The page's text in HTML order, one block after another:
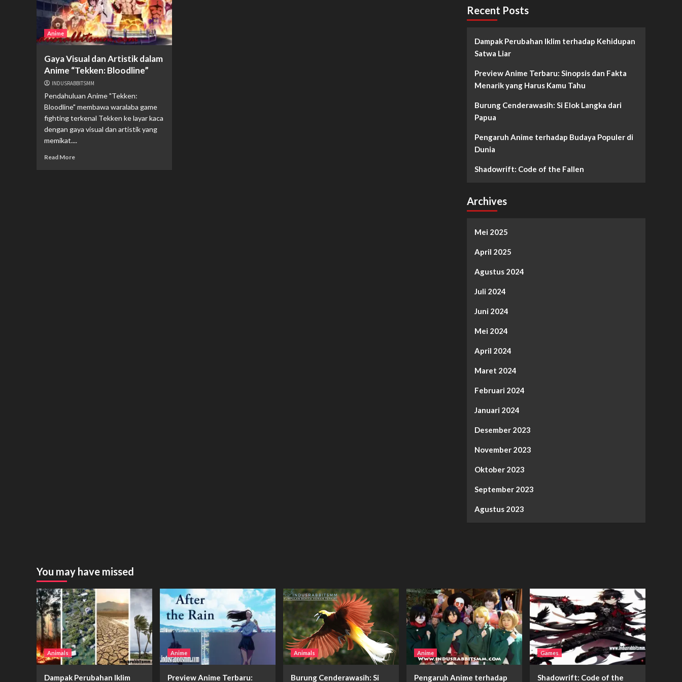
Anime
Gaya Visual dan Artistik dalam
Anime “Tekken: Bloodline”
INDUSRABBITSMM
Pendahuluan Anime "Tekken:
Bloodline" membawa waralaba game
fighting terkenal Tekken ke layar kaca
dengan gaya visual dan artistik yang
memikat....
Read More
Recent Posts
Dampak Perubahan Iklim terhadap Kehidupan
Satwa Liar
Preview Anime Terbaru: Sinopsis dan Fakta
Menarik yang Harus Kamu Tahu
Burung Cenderawasih: Si Elok Langka dari
Papua
Pengaruh Anime terhadap Budaya Populer di
Dunia
Shadowrift: Code of the Fallen
Archives
Mei 2025
April 2025
Agustus 2024
Juli 2024
Juni 2024
Mei 2024
April 2024
Maret 2024
Februari 2024
Januari 2024
Desember 2023
November 2023
Oktober 2023
September 2023
Agustus 2023
You may have missed
Animals
Dampak Perubahan Iklim
Anime
Preview Anime Terbaru:
Animals
Burung Cenderawasih: Si
Anime
Pengaruh Anime terhadap
Games
Shadowrift: Code of the